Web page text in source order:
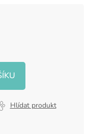
Hlídat produkt